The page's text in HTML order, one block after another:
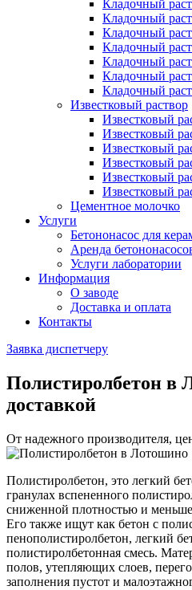
Кладочный
Кладочный
Кладочный
Кладочный
Кладочный
Кладочный
Кладочный
Известковый раствор
Известковый
Известковый
Известковый
Известковый
Известковый
Известковый
Цементное молочко
Услуги
Бетононасос для
Аренда
Услуги лаборатории
Информация
О заводе
Доставка и оплата
Контакты
Заявка диспетчеру
Полистиролбетон в
доставкой
От надежного производителя,
Полистиролбетон, это легкий
гранулах вспененного
сниженной плотностью и
Его также ищут как бетон с
пенополистиролбетон, легкий
полистиролбетонная смесь.
полов, утепляющих слоев,
заполнения пустот и